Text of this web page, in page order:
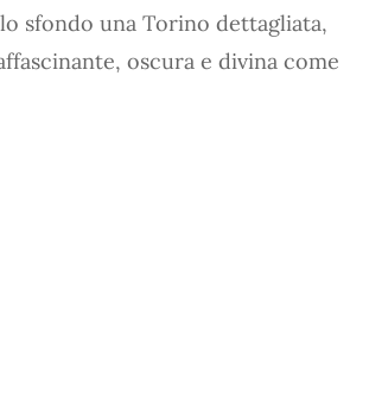
sfondo una Torino dettagliata,
oscura e divina come